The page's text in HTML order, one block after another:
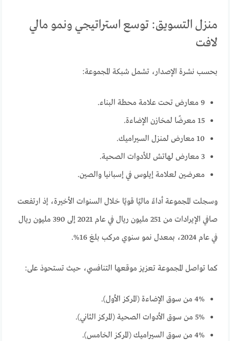
منزل التسويق: توسع استراتيجي ونمو مالي
لافت
بحسب نشرة الإصدار، تشمل شبكة المجموعة:
9 معارض تحت علامة محطة البناء.
15 معرضًا لـمخازن الإضاءة.
10 معارض لـمنزل السيراميك.
3 معارض لـهاتش للأدوات الصحية.
معرضين لعلامة إيلوس في إسبانيا والصين.
وسجلت المجموعة أداءً ماليًا قويًا خلال السنوات الأخيرة، إذ ارتفعت
صافي الإيرادات من 251 مليون ريال في عام 2021 إلى 390 مليون ريال
في عام 2024، بمعدل نمو سنوي مركب بلغ 16%.
كما تواصل المجموعة تعزيز موقعها التنافسي، حيث تستحوذ على:
4% من سوق الإضاءة (المركز الأول).
5% من سوق الأدوات الصحية (المركز الثاني).
4% من سوق السيراميك (المركز الخامس).